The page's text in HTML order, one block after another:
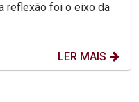
reflexão foi o eixo da
LER MAIS